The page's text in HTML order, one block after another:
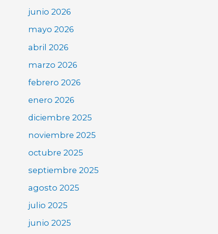
junio 2026
mayo 2026
abril 2026
marzo 2026
febrero 2026
enero 2026
diciembre 2025
noviembre 2025
octubre 2025
septiembre 2025
agosto 2025
julio 2025
junio 2025